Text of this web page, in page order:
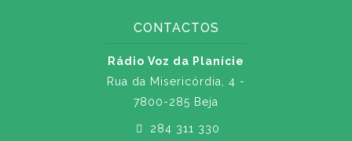
CONTACTOS
Rádio Voz da Planície
Rua da Misericórdia, 4 -
7800-285 Beja
284 311 330